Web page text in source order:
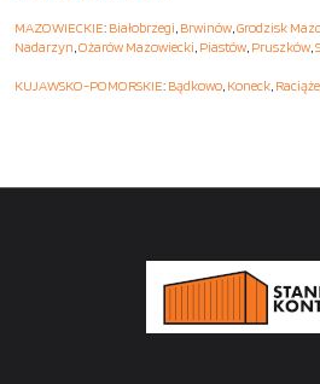
MAZOWIECKIE: Białobrzegi, Brwinów,Grodzisk
Nadarzyn,Ożarów Mazowiecki, Piastów, Pruszków,
KUJAWSKO-POMORSKIE: Bądkowo, Koneck,